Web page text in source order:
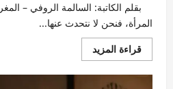
بقلم الكاتبة: السالمة الروفي –
المرأة، فنحن لا نتحدث عنها...
قراءة المزيداقرأ
المزيد
المرأة..